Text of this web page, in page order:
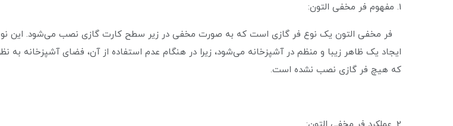
1. مفهوم فر مخفی التون:
فر مخفی التون یک نوع فر گازی است که به صورت مخفی در زیر سطح کارت گازی نصب می‌شود. این
ایجاد یک ظاهر زیبا و منظم در آشپزخانه می‌شود، زیرا در هنگام عدم استفاده از آن، فضای آشپزخانه به
که هیچ فر گازی نصب نشده است.